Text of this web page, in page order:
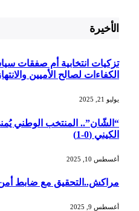
الأخيرة
تزكيات انتخابية أم صفقات
الكفاءات لصالح الأميين
يوليو 21, 2025
“الشّان”.. المنتخب الوطني
الكيني (0-1)
أغسطس 10, 2025
مراكش..التحقيق مع ضابط
أغسطس 9, 2025